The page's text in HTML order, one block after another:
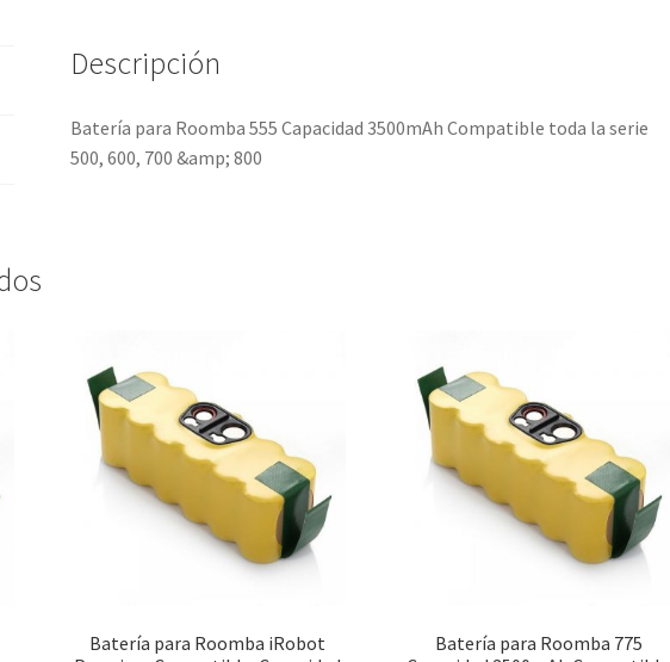
Descripción
Batería para Roomba 555 Capacidad 3500mAh Compatible toda la serie
500, 600, 700 &amp; 800
Batería para Roomba iRobot
Batería para Roomba 775